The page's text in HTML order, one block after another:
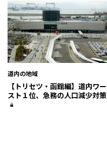
道内の地域
【トリセツ・函館編】道内ワー
スト１位、急務の人口減少対策